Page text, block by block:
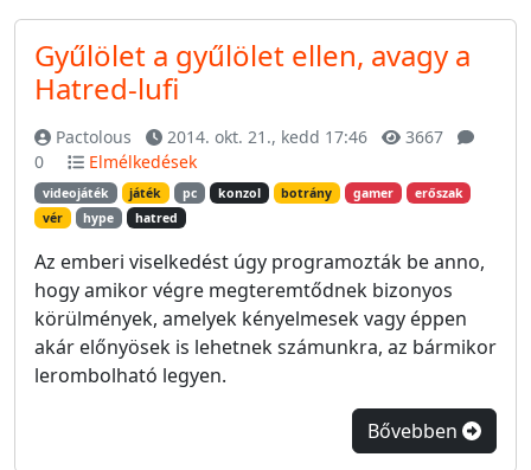
Gyűlölet a gyűlölet ellen, avagy a
Hatred-lufi
Pactolous 2014. okt. 21., kedd 17:46
3667
0
Elmélkedések
videojáték játék pc konzol botrány gamer
erőszak
vér
hype hatred
Az emberi viselkedést úgy programozták be anno,
hogy amikor végre megteremtődnek bizonyos
körülmények, amelyek kényelmesek vagy éppen
akár előnyösek is lehetnek számunkra, az bármikor
lerombolható legyen.
Bővebben